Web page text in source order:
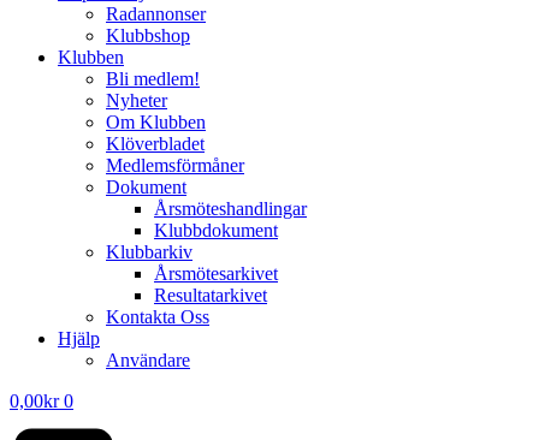
Radannonser
Klubbshop
Klubben
Bli medlem!
Nyheter
Om Klubben
Klöverbladet
Medlemsförmåner
Dokument
Årsmöteshandlingar
Klubbdokument
Klubbarkiv
Årsmötesarkivet
Resultatarkivet
Kontakta Oss
Hjälp
Användare
0,00kr 0